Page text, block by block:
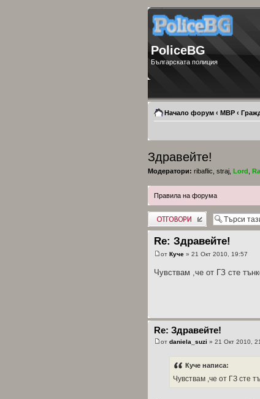
PoliceBG
Българската полиция
Начало форум ‹ МВР ‹
Здравейте!
Модератори: ribaflic straj Lord
Правила на форума
Добави отговор
Re: Здравейте!
от Куче » 21 Окт 2010, 19:57
Чувствам ,че от ГЗ сте
Re: Здравейте!
от daniela_suzi » 21 Окт 2010,
Куче написа:
Чувствам ,че от ГЗ сте